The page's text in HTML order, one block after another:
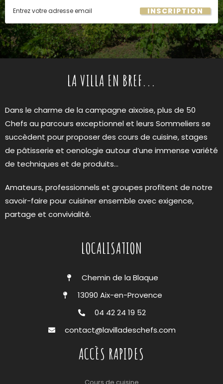
INSCRIPTION
LA VILLA EN BREF...
Dans le charme de la campagne aixoise, plus de 50
Chefs au parcours exceptionnel et leurs Sommeliers se
succèdent pour proposer des cours de cuisine, stages
de pâtisserie et oenologie autour d’une immense variété
de techniques et de produits…
Amateurs, professionnels et groupes profitent de notre
savoir-faire pour cuisiner ensemble avec exigence,
partage et convivialité.
LOCALISATION
Chemin de la Blaque
13090 Aix-en-Provence
04 42 24 19 52
contact@lavilladeschefs.com
ACCÈS RAPIDES